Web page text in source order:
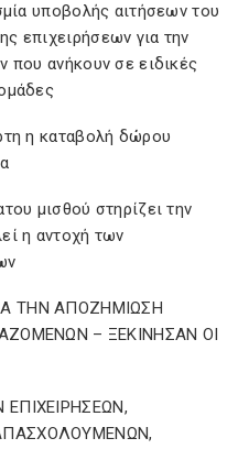
υποβολής αιτήσεων του
επιχειρήσεων για την
που ανήκουν σε ειδικές
η καταβολή δώρου
μισθού στηρίζει την
η αντοχή των
ΤΗΝ ΑΠΟΖΗΜΙΩΣΗ
– ΞΕΚΙΝΗΣΑΝ ΟΙ